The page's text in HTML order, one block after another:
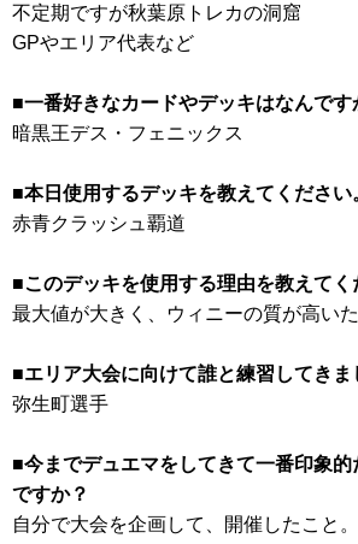
不定期ですが秋葉原トレカの洞窟
GPやエリア代表など
■一番好きなカードやデッキはなんです
暗黒王デス・フェニックス
■本日使用するデッキを教えてください
赤青クラッシュ覇道
■このデッキを使用する理由を教えてく
最大値が大きく、ウィニーの質が高い
■エリア大会に向けて誰と練習してきま
弥生町選手
■今までデュエマをしてきて一番印象
ですか？
自分で大会を企画して、開催したこと。